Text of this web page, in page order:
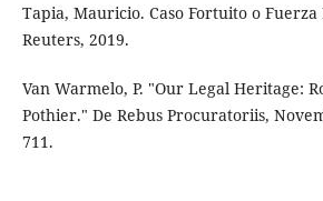
Tapia, Mauricio. Caso Fortuito o
Reuters, 2019.
Van Warmelo, P. "Our Legal Heritage:
Pothier." De Rebus Procuratoriis,
711.